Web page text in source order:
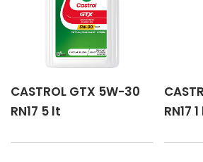
CASTROL GTX 5W-30
RN17 5 lt
RN17